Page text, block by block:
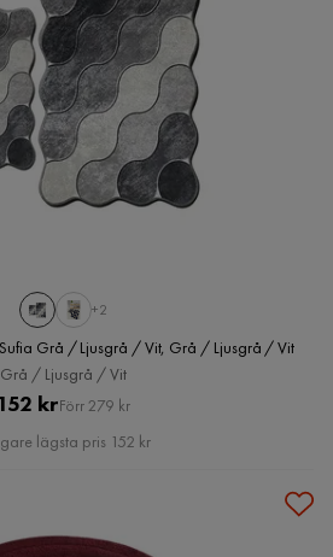
+2
Sufia Grå / Ljusgrå / Vit, Grå / Ljusgrå / Vit
Grå / Ljusgrå / Vit
Pris
152 krOriginal
Pris
Förr 279 kr
lägsta pris 152 kr